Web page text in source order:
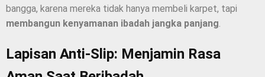
bangga, karena mereka tidak hanya membeli karpet, tapi
membangun kenyamanan ibadah jangka panjang.
Lapisan Anti-Slip: Menjamin Rasa